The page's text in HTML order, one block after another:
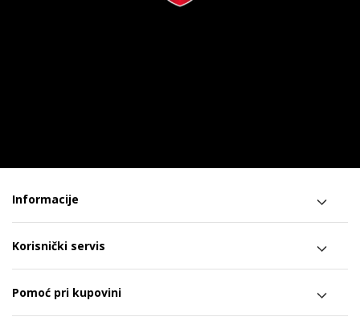
Informacije
Korisnički servis
Pomoć pri kupovini